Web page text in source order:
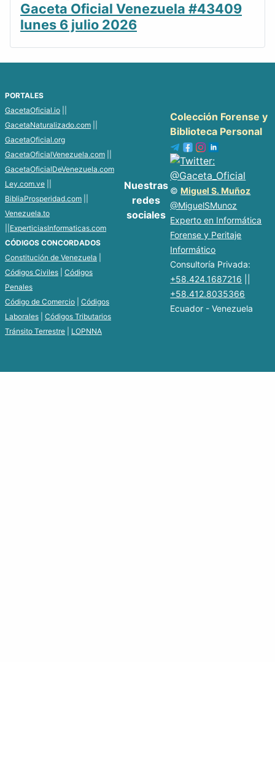
Gaceta Oficial Venezuela #43409
lunes 6 julio 2026
PORTALES
GacetaOficial.io
GacetaNaturalizado.com
GacetaOficial.org
GacetaOficialVenezuela.com
GacetaOficialDeVenezuela.com
Ley.com.ve
BibliaProsperidad.com
Venezuela.to
ExperticiasInformaticas.com
CÓDIGOS CONCORDADOS
Constitución de Venezuela
Códigos Civiles
Códigos
Penales
Código de Comercio
Códigos
Laborales
Códigos Tributarios
Tránsito Terrestre
LOPNNA
Nuestras
redes
sociales
Colección Forense y
Biblioteca Personal
©Miguel S. Muñoz
@MiguelSMunoz
Experto en Informática
Forense y Peritaje
Informático
Consultoría Privada:
+58.424.1687216
+58.412.8035366
Ecuador - Venezuela